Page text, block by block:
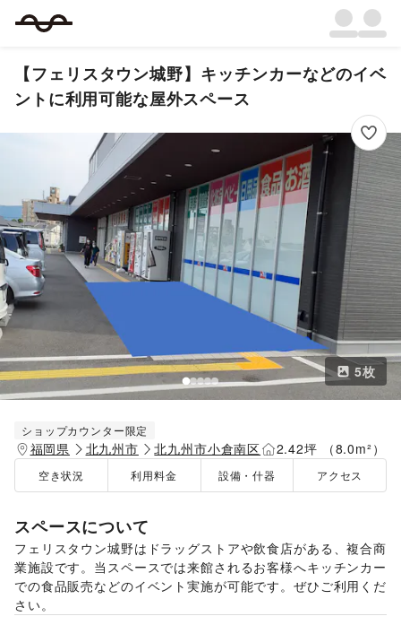
【フェリスタウン城野】キッチンカーなどのイベ
ントに利用可能な屋外スペース
5枚
ショップカウンター限定
福岡県 北九州市 北九州市小倉南区 2.42坪 （8.0m²）
空き状況 利用料金 設備・什器 アクセス
スペースについて
フェリスタウン城野はドラッグストアや飲食店がある、複合商
業施設です。当スペースでは来館されるお客様へキッチンカー
での食品販売などのイベント実施が可能です。ぜひご利用くだ
さい。